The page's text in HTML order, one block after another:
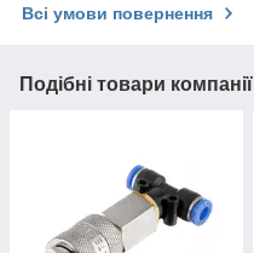
Всі умови повернення
Подібні товари компанії